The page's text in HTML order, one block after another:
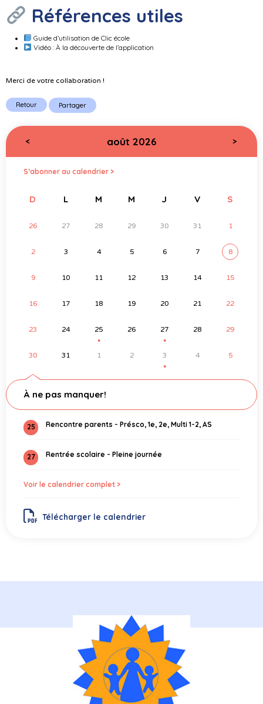
Références utiles
Guide d’utilisation de Clic école
Vidéo : À la découverte de l’application
Merci de votre collaboration !
Retour Partager
< août 2026 >
S’abonner au calendrier >
D L M M J V S
26 27 28 29 30 31 1
2 3 4 5 6 7 8
9 10 11 12 13 14 15
16 17 18 19 20 21 22
23 24 25
●
26 27
●
28 29
30 31 1 2 3
●
4 5
À ne pas manquer!
25 Rencontre parents - Présco, 1e, 2e, Multi 1-2, AS
27 Rentrée scolaire - Pleine journée
Voir le calendrier complet >
Télécharger le calendrier